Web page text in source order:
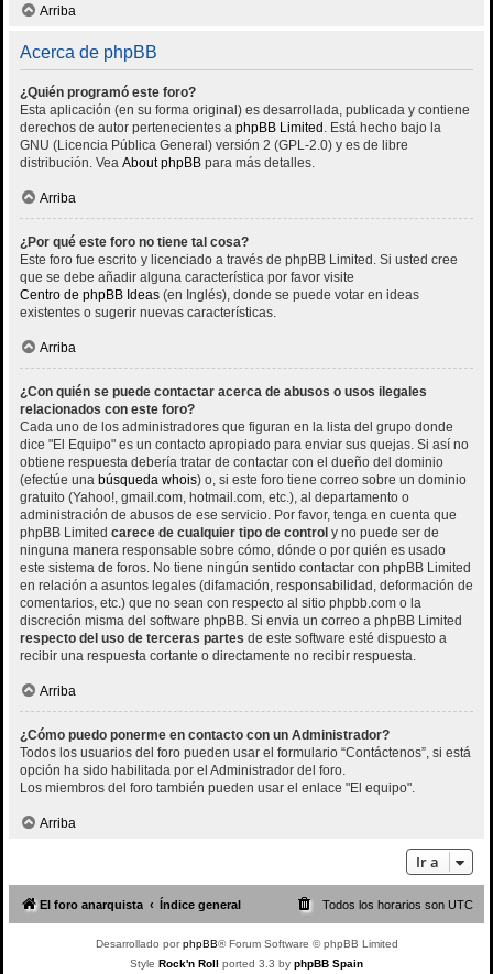
Arriba
Acerca de phpBB
¿Quién programó este foro?
Esta aplicación (en su forma original) es desarrollada, publicada y contiene
derechos de autor pertenecientes a phpBB Limited . Está hecho bajo la
GNU (Licencia Pública General) versión 2 (GPL-2.0) y es de libre
distribución. Vea About phpBB para más detalles.
Arriba
¿Por qué este foro no tiene tal cosa?
Este foro fue escrito y licenciado a través de phpBB Limited. Si usted cree
que se debe añadir alguna característica por favor visite
Centro de phpBB Ideas (en Inglés), donde se puede votar en ideas
existentes o sugerir nuevas características.
Arriba
¿Con quién se puede contactar acerca de abusos o usos ilegales
relacionados con este foro?
Cada uno de los administradores que figuran en la lista del grupo donde
dice "El Equipo" es un contacto apropiado para enviar sus quejas. Si así no
obtiene respuesta debería tratar de contactar con el dueño del dominio
(efectúe una búsqueda whois) o, si este foro tiene correo sobre un dominio
gratuito (Yahoo!, gmail.com, hotmail.com, etc.), al departamento o
administración de abusos de ese servicio. Por favor, tenga en cuenta que
phpBB Limited carece de cualquier tipo de control y no puede ser de
ninguna manera responsable sobre cómo, dónde o por quién es usado
este sistema de foros. No tiene ningún sentido contactar con phpBB Limited
en relación a asuntos legales (difamación, responsabilidad, deformación de
comentarios, etc.) que no sean con respecto al sitio phpbb.com o la
discreción misma del software phpBB. Si envia un correo a phpBB Limited
respecto del uso de terceras partes de este software esté dispuesto a
recibir una respuesta cortante o directamente no recibir respuesta.
Arriba
¿Cómo puedo ponerme en contacto con un Administrador?
Todos los usuarios del foro pueden usar el formulario “Contáctenos”, si está
opción ha sido habilitada por el Administrador del foro.
Los miembros del foro también pueden usar el enlace "El equipo".
Arriba
Ir a
El foro anarquista Índice general Todos los horarios son UTC
Desarrollado porphpBB® Forum Software © phpBB Limited
Style Rock'n Roll ported 3.3 by phpBB Spain